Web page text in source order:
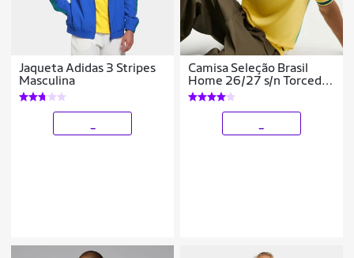
Jaqueta Adidas 3 Stripes
Masculina
Camisa Seleção Brasil
Home 26/27 s/n Torcedor
Nike Masculina